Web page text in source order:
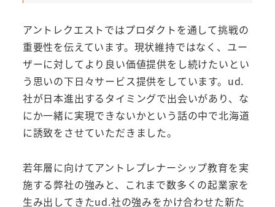
アントレクエストではプロダクトを通して挑戦の
重要性を伝えています。現状維持ではなく、ユー
ザーに対してより良い価値提供をし続けたいとい
う思いの下日々サービス提供をしています。ud.
社が日本進出するタイミングで出会いがあり、な
にか一緒に実現できないかという話の中で北海道
に誘致をさせていただきました。
若年層に向けてアントレプレナーシップ教育を実
施する弊社の強みと、これまで数多くの起業家を
生み出してきたud.社の強みをかけ合わせた新た